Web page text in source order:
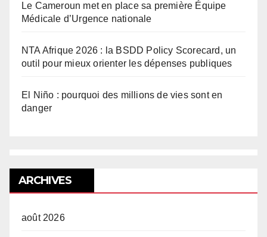
Le Cameroun met en place sa première Équipe
Médicale d’Urgence nationale
NTA Afrique 2026 : la BSDD Policy Scorecard, un
outil pour mieux orienter les dépenses publiques
El Niño : pourquoi des millions de vies sont en
danger
ARCHIVES
août 2026